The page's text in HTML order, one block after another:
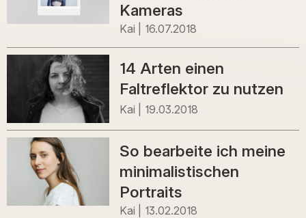
Kameras
Kai 16.07.2018
14 Arten einen
Faltreflektor zu nutzen
Kai 19.03.2018
So bearbeite ich meine
minimalistischen
Portraits
Kai 13.02.2018